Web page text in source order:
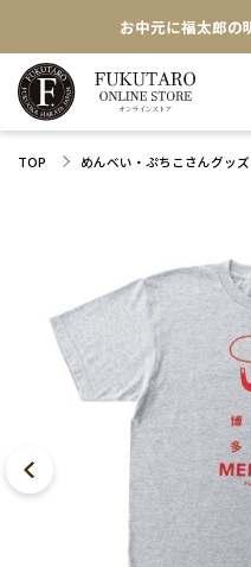
お中元に福太郎の
★めんべい25周
【色々な味を試したい
TOP めんべい・ぷちこさんグッズ